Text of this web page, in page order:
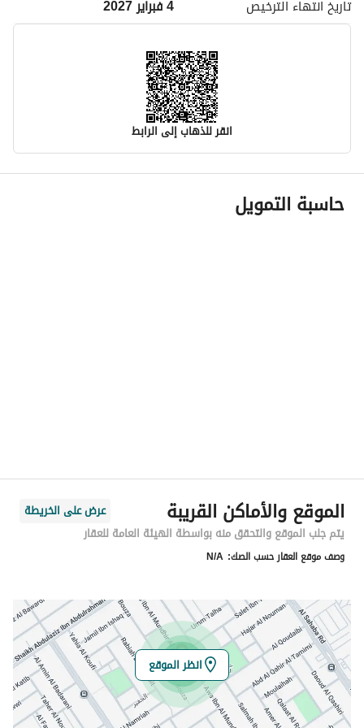
تاريخ انتهاء الترخيص 4 فبراير 2027
انقر للذهاب إلى الرابط
معلومات مسؤول الإعلان
اسم المسؤول
رقم المبنى
3868
الرقم الاضافي
خط العرض
24.775391944248398
خط الطول
46.79494715619419
تفاصيل العقار
حاسبة التمويل
الموقع والأماكن القريبة
عرض على الخريطة
يتم جلب الموقع والتحقق منه بواسطة الهيئة العامة للعقار
وصف موقع العقار حسب الصك: N/A
انظر الموقع